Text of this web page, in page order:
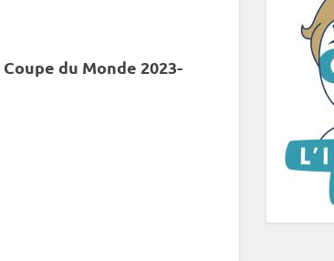
Coupe du Monde 2023-